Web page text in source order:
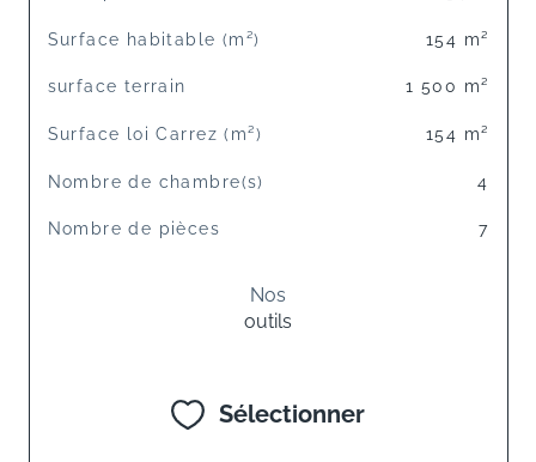
Surface habitable (m²) 154 m²
surface terrain 1 500 m²
Surface loi Carrez (m²) 154 m²
Nombre de chambre(s) 4
Nombre de pièces 7
Nos
outils
Sélectionner